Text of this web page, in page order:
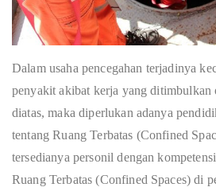
Dalam usaha pencegahan terjadinya
penyakit akibat kerja yang ditimbulkan
diatas, maka diperlukan adanya
tentang Ruang Terbatas (Confined
tersedianya personil dengan
Ruang Terbatas (Confined Spaces) di